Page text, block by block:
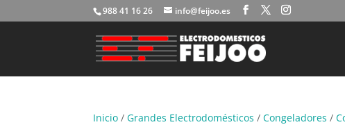
988 41 16 26 info@feijoo.es
Inicio /Grandes Electrodomésticos /Congeladores /